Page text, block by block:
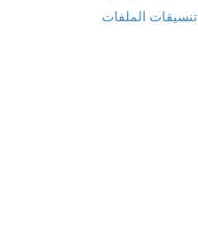
تنسيقات الملفات